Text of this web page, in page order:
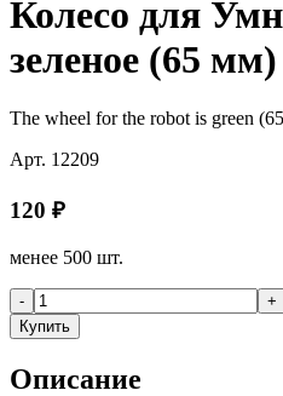
Колесо для
зеленое (65 мм)
The wheel for the robot is green
Арт. 12209
120 ₽
менее 500 шт.
-
+
Купить
Описание